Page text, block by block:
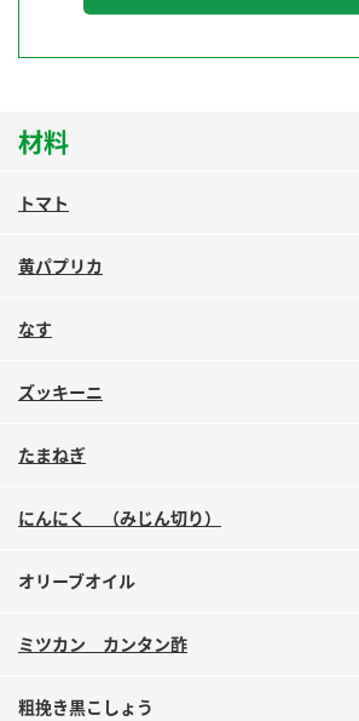
スペシャルサイト
お酢を知ろう！
ぽん酢サワー
ミツカンのCM
各部門が大切にしていること
よくあるご質問
地図から取り扱い店舗を探す
業務用サイト ミツカングループについて
材料
トマト
黄パプリカ
なす
ズッキーニ
たまねぎ
にんにく （みじん切り）
オリーブオイル
ミツカン カンタン酢
粗挽き黒こしょう